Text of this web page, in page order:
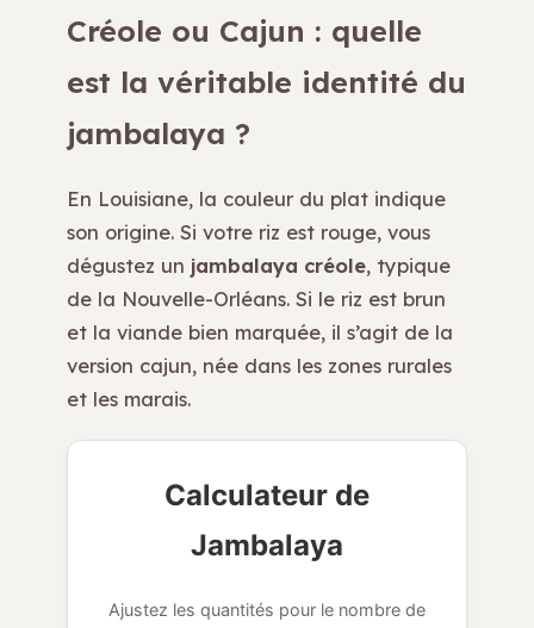
Créole ou Cajun : quelle
est la véritable identité du
jambalaya ?
En Louisiane, la couleur du plat indique
son origine. Si votre riz est rouge, vous
dégustez un jambalaya créole, typique
de la Nouvelle-Orléans. Si le riz est brun
et la viande bien marquée, il s’agit de la
version cajun, née dans les zones rurales
et les marais.
Calculateur de
Jambalaya
Ajustez les quantités pour le nombre de